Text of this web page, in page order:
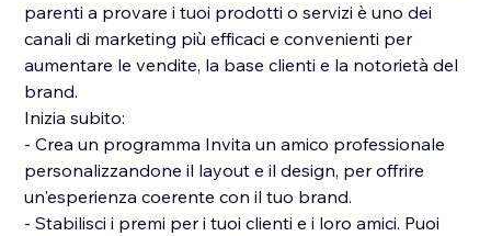
parenti a provare i tuoi prodotti o servizi è uno dei
canali di marketing più efficaci e convenienti per
aumentare le vendite, la base clienti e la notorietà del
brand.
Inizia subito:
- Crea un programma Invita un amico professionale
personalizzandone il layout e il design, per offrire
un'esperienza coerente con il tuo brand.
- Stabilisci i premi per i tuoi clienti e i loro amici. Puoi